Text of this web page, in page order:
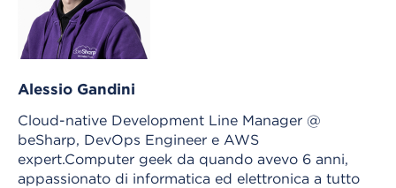
Alessio Gandini
Cloud-native Development Line Manager @
beSharp, DevOps Engineer e AWS
expert.Computer geek da quando avevo 6 anni,
appassionato di informatica ed elettronica a tutto